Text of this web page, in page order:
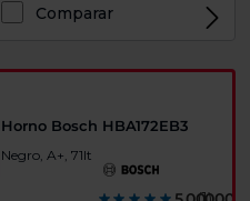
Comparar
Horno Bosch HBA172EB3
Negro, A+, 71lt